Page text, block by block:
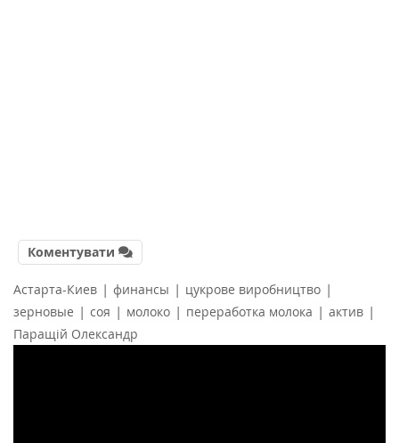
Коментувати
Астарта-Киев | финансы | цукрове виробництво |
зерновые | соя | молоко | переработка молока | актив |
Паращій Олександр